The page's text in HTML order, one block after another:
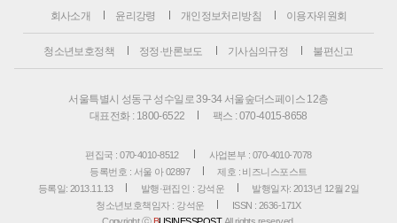
회사소개 윤리강령 개인정보처리방침 이용자위원회
청소년보호정책 정정·반론보도 기사심의규정 불편신고
서울특별시 성동구 성수일로 39-34 서울숲더스페이스 12층
대표전화 : 1800-6522
팩스 : 070-4015-8658
편집국 : 070-4010-8512
사업본부 : 070-4010-7078
등록번호 : 서울 아 02897
제호 : 비즈니스포스트
등록일: 2013.11.13
발행·편집인 : 강석운
발행일자: 2013년 12월 2일
청소년보호책임자 : 강석운
ISSN : 2636-171X